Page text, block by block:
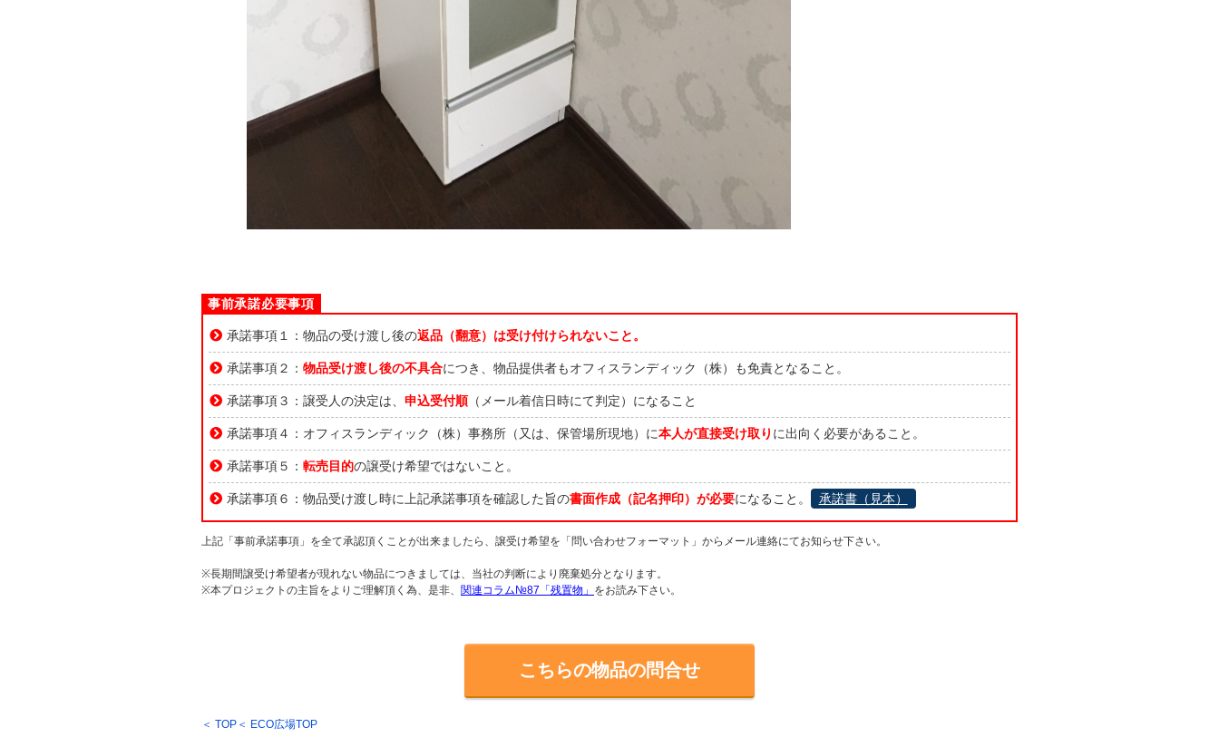
承諾事項１：物品の受け渡し後の返品（翻意）は受け付けられないこと。
承諾事項２： 物品受け渡し後の不具合につき、物品提供者もオフィスランディック（株）も免責となること。
承諾事項３：譲受人の決定は、 申込受付順（メール着信日時にて判定）になること
承諾事項４：オフィスランディック（株）事務所（又は、保管場所現地）に本人が直接受け取り に出向く必要があること。
承諾事項５： 転売目的の譲受け希望ではないこと。
承諾事項６：物品受け渡し時に上記承諾事項を確認した旨の書面作成（記名押印）が必要になること。 承諾書（見本）
上記「事前承諾事項」を全て承認頂くことが出来ましたら、譲受け希望を「問い合わせフォーマット」からメール連絡にてお知らせ下さい。
※長期間譲受け希望者が現れない物品につきましては、当社の判断により廃棄処分となります。
※本プロジェクトの主旨をよりご理解頂く為、是非、 関連コラム№87「残置物」 をお読み下さい。
こちらの物品の問合せ
＜ TOP ＜ ECO広場TOP